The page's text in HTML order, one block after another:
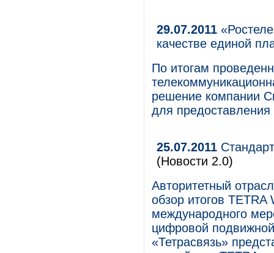
29.07.2011
качестве единой
По итогам
решение компании
для предоставления
25.07.2011
(Новости 2.0)
Авторитетный
обзор итогов TETRA
международного
цифровой
«Тетрасвязь»